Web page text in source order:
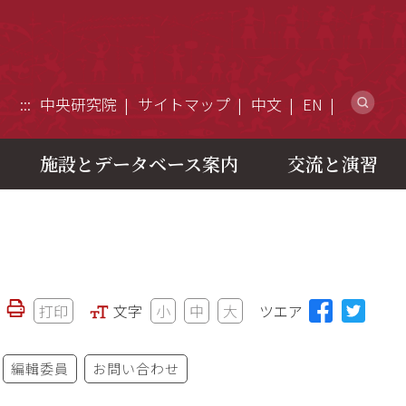
::: 中央研究院 サイトマップ 中文 EN
施設とデータベース案内 交流と演習
打印 文字 小 中 大 ツエア
編輯委員 お問い合わせ